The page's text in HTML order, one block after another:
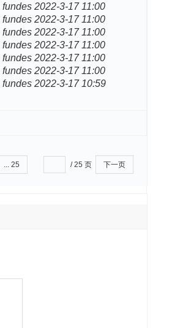
fundes 2022-3-17 11:00
fundes 2022-3-17 11:00
fundes 2022-3-17 11:00
fundes 2022-3-17 11:00
fundes 2022-3-17 11:00
fundes 2022-3-17 11:00
fundes 2022-3-17 10:59
... 25 / 25 页 下一页